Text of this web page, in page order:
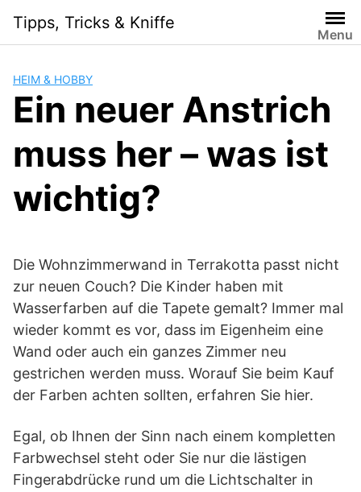
content
Tipps, Tricks & Kniffe
Menu
HEIM & HOBBY
Ein neuer Anstrich
muss her – was ist
wichtig?
Die Wohnzimmerwand in Terrakotta passt nicht
zur neuen Couch? Die Kinder haben mit
Wasserfarben auf die Tapete gemalt? Immer mal
wieder kommt es vor, dass im Eigenheim eine
Wand oder auch ein ganzes Zimmer neu
gestrichen werden muss. Worauf Sie beim Kauf
der Farben achten sollten, erfahren Sie hier.
Egal, ob Ihnen der Sinn nach einem kompletten
Farbwechsel steht oder Sie nur die lästigen
Fingerabdrücke rund um die Lichtschalter in